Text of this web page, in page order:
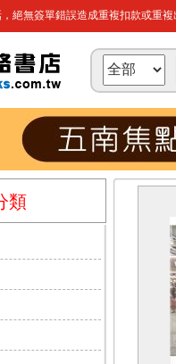
絕無簽單錯誤造成重複扣款或重
類